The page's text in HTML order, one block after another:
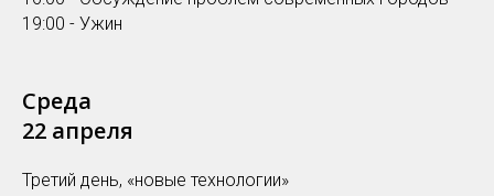
19:00 - Ужин
Среда
22 апреля
Третий день, «новые технологии»